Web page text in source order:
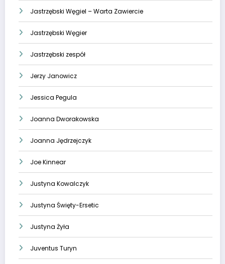
Jastrzębski Węgiel – Warta Zawiercie
Jastrzębski Węgier
Jastrzębski zespół
Jerzy Janowicz
Jessica Pegula
Joanna Dworakowska
Joanna Jędrzejczyk
Joe Kinnear
Justyna Kowalczyk
Justyna Święty-Ersetic
Justyna Żyła
Juventus Turyn